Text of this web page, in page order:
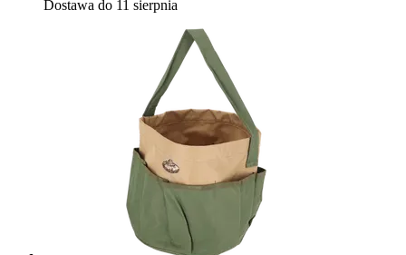
Dostawa do 11 sierpnia